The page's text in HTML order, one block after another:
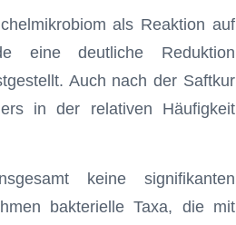
als Reaktion auf
eine deutliche Reduktion
Auch nach der Saftkur
in der relativen Häufigkeit
keine signifikanten
bakterielle Taxa, die mit